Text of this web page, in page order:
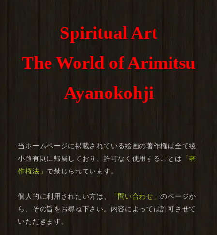
Spiritual Art
The World of Arimitsu
Ayanokohji
当ホームページに掲載されている絵画の著作権は全て綾
小路有則に帰属しており、許可なく使用することは 「著
作権法」 で禁じられています。
個人的に利用されたい方は、 「問い合わせ」のページか
ら、その旨をお尋ね下さい。内容によっては許可させて
いただきます。